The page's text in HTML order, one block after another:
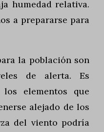
humedad relativa.
a prepararse para
la población son
de alerta. Es
los elementos que
alejado de los
del viento podría